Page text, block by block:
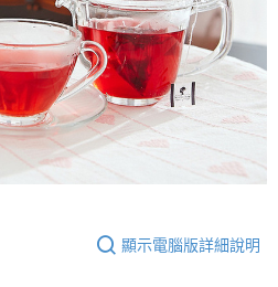
顯示電腦版詳細說明